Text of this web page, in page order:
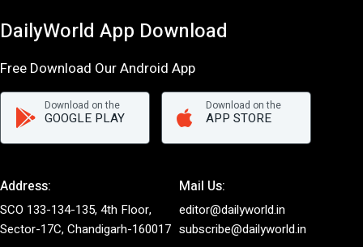
DailyWorld App Download
Free Download Our Android App
Download on the
GOOGLE PLAY
Download on the
APP STORE
Address:
SCO 133-134-135, 4th Floor,
Sector-17C, Chandigarh-160017
Mail Us:
editor@dailyworld.in
subscribe@dailyworld.in